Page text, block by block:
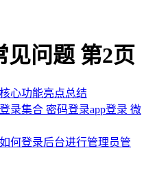
见问题 第2页
心功能亮点总结
录集合 密码登录app登录 微
何登录后台进行管理员管